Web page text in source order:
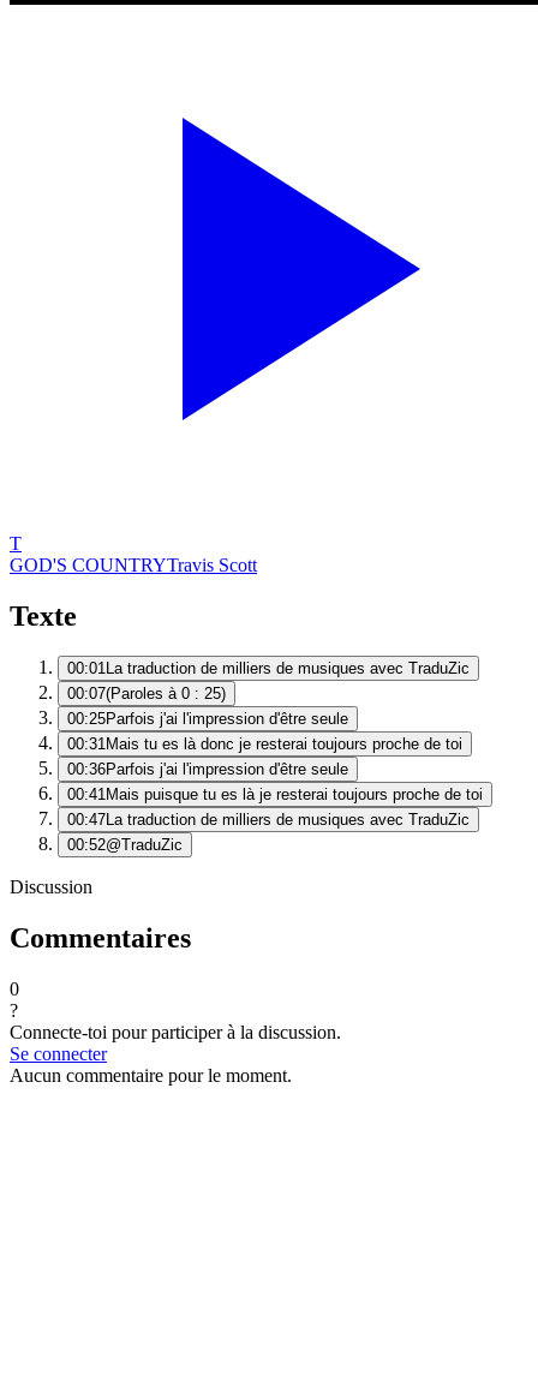
T
GOD'S COUNTRYTravis Scott
Texte
00:01La traduction de milliers de musiques avec TraduZic
00:07(Paroles à 0 : 25)
00:25Parfois j'ai l'impression d'être seule
00:31Mais tu es là donc je resterai toujours proche de toi
00:36Parfois j'ai l'impression d'être seule
00:41Mais puisque tu es là je resterai toujours proche de toi
00:47La traduction de milliers de musiques avec TraduZic
00:52@TraduZic
Discussion
Commentaires
0
?
Connecte-toi pour participer à la discussion.
Se connecter
Aucun commentaire pour le moment.